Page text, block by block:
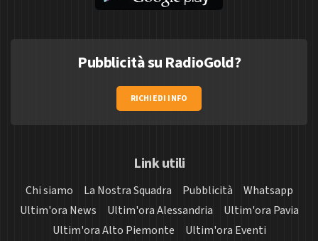
Pubblicità su RadioGold?
RICHIEDI INFO
Link utili
Chi siamo La Nostra Squadra Pubblicità
Whatsapp
Ultim'ora News
Ultim'ora Alessandria
Ultim'ora Pavia
Ultim'ora Alto Piemonte
Ultim'ora Eventi